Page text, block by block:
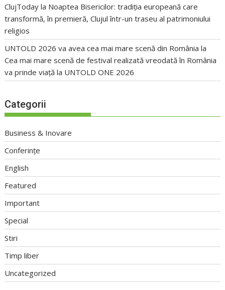
ClujToday la Noaptea Bisericilor: tradiția europeană care
transformă, în premieră, Clujul într-un traseu al patrimoniului
religios
UNTOLD 2026 va avea cea mai mare scenă din România la
Cea mai mare scenă de festival realizată vreodată în România
va prinde viață la UNTOLD ONE 2026
Categorii
Business & Inovare
Conferințe
English
Featured
Important
Special
Stiri
Timp liber
Uncategorized